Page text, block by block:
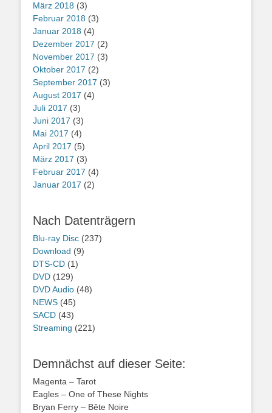
März 2018 (3)
Februar 2018 (3)
Januar 2018 (4)
Dezember 2017 (2)
November 2017 (3)
Oktober 2017 (2)
September 2017 (3)
August 2017 (4)
Juli 2017 (3)
Juni 2017 (3)
Mai 2017 (4)
April 2017 (5)
März 2017 (3)
Februar 2017 (4)
Januar 2017 (2)
Nach Datenträgern
Blu-ray Disc (237)
Download (9)
DTS-CD (1)
DVD (129)
DVD Audio (48)
NEWS (45)
SACD (43)
Streaming (221)
Demnächst auf dieser Seite:
Magenta – Tarot
Eagles – One of These Nights
Bryan Ferry – Bête Noire